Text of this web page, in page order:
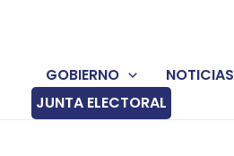
GOBIERNO
NOTICIAS
JUNTA ELECTORAL